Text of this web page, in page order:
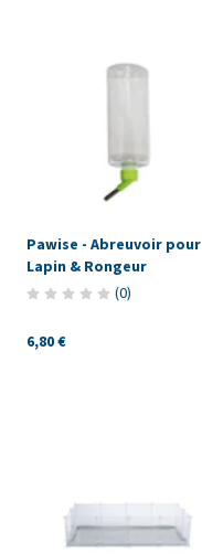
Pawise - Abreuvoir pour
Lapin & Rongeur
(0)
6,80 €